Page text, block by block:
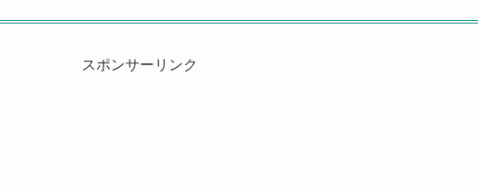
スポンサーリンク